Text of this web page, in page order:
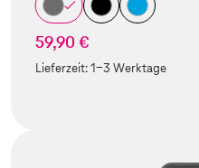
59,90 €
Lieferzeit:1-3 Werktage